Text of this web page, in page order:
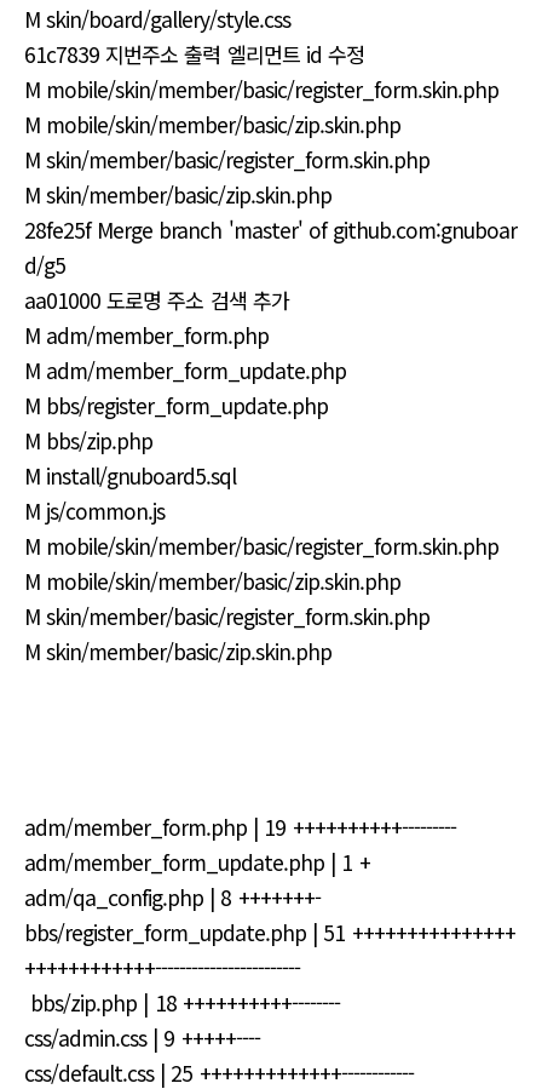
M skin/board/gallery/style.css
61c7839 지번주소 출력 엘리먼트 id 수정
M mobile/skin/member/basic/register_form.skin.php
M mobile/skin/member/basic/zip.skin.php
M skin/member/basic/register_form.skin.php
M skin/member/basic/zip.skin.php
28fe25f Merge branch 'master' of github.com:gnuboar
d/g5
aa01000 도로명 주소 검색 추가
M adm/member_form.php
M adm/member_form_update.php
M bbs/register_form_update.php
M bbs/zip.php
M install/gnuboard5.sql
M js/common.js
M mobile/skin/member/basic/register_form.skin.php
M mobile/skin/member/basic/zip.skin.php
M skin/member/basic/register_form.skin.php
M skin/member/basic/zip.skin.php
adm/member_form.php | 19 ++++++++++---------
adm/member_form_update.php | 1 +
adm/qa_config.php | 8 +++++++-
bbs/register_form_update.php | 51 +++++++++++++++
++++++++++++------------------------
bbs/zip.php | 18 ++++++++++--------
css/admin.css | 9 +++++----
css/default.css | 25 +++++++++++++------------